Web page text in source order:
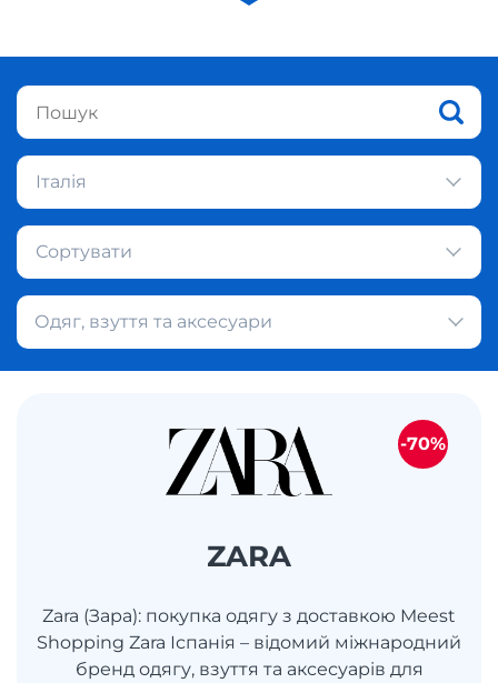
Італія
Сортувати
Одяг, взуття та аксесуари
ZARA
Zara (Зара): покупка одягу з доставкою Meest
Shopping Zara Іспанія – відомий міжнародний
бренд одягу, взуття та аксесуарів для
-70%